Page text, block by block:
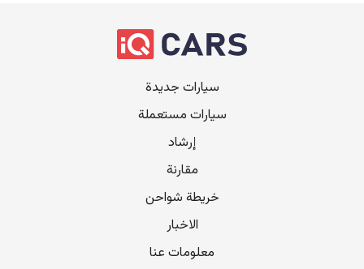
سيارات جديدة
سيارات مستعملة
إرشاد
مقارنة
خريطة شواحن
الاخبار
معلومات عنا